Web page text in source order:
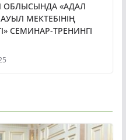
«АДАЛ
МЕКТЕБІНІҢ
СЕМИНАР-ТРЕНИНГІ